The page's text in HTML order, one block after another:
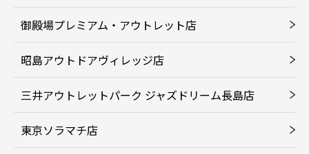
御殿場プレミアム・アウトレット店
昭島アウトドアヴィレッジ店
三井アウトレットパーク ジャズドリーム長島店
東京ソラマチ店